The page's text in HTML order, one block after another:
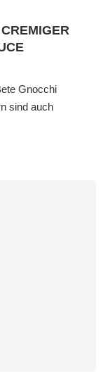
Gnocchi
sind auch